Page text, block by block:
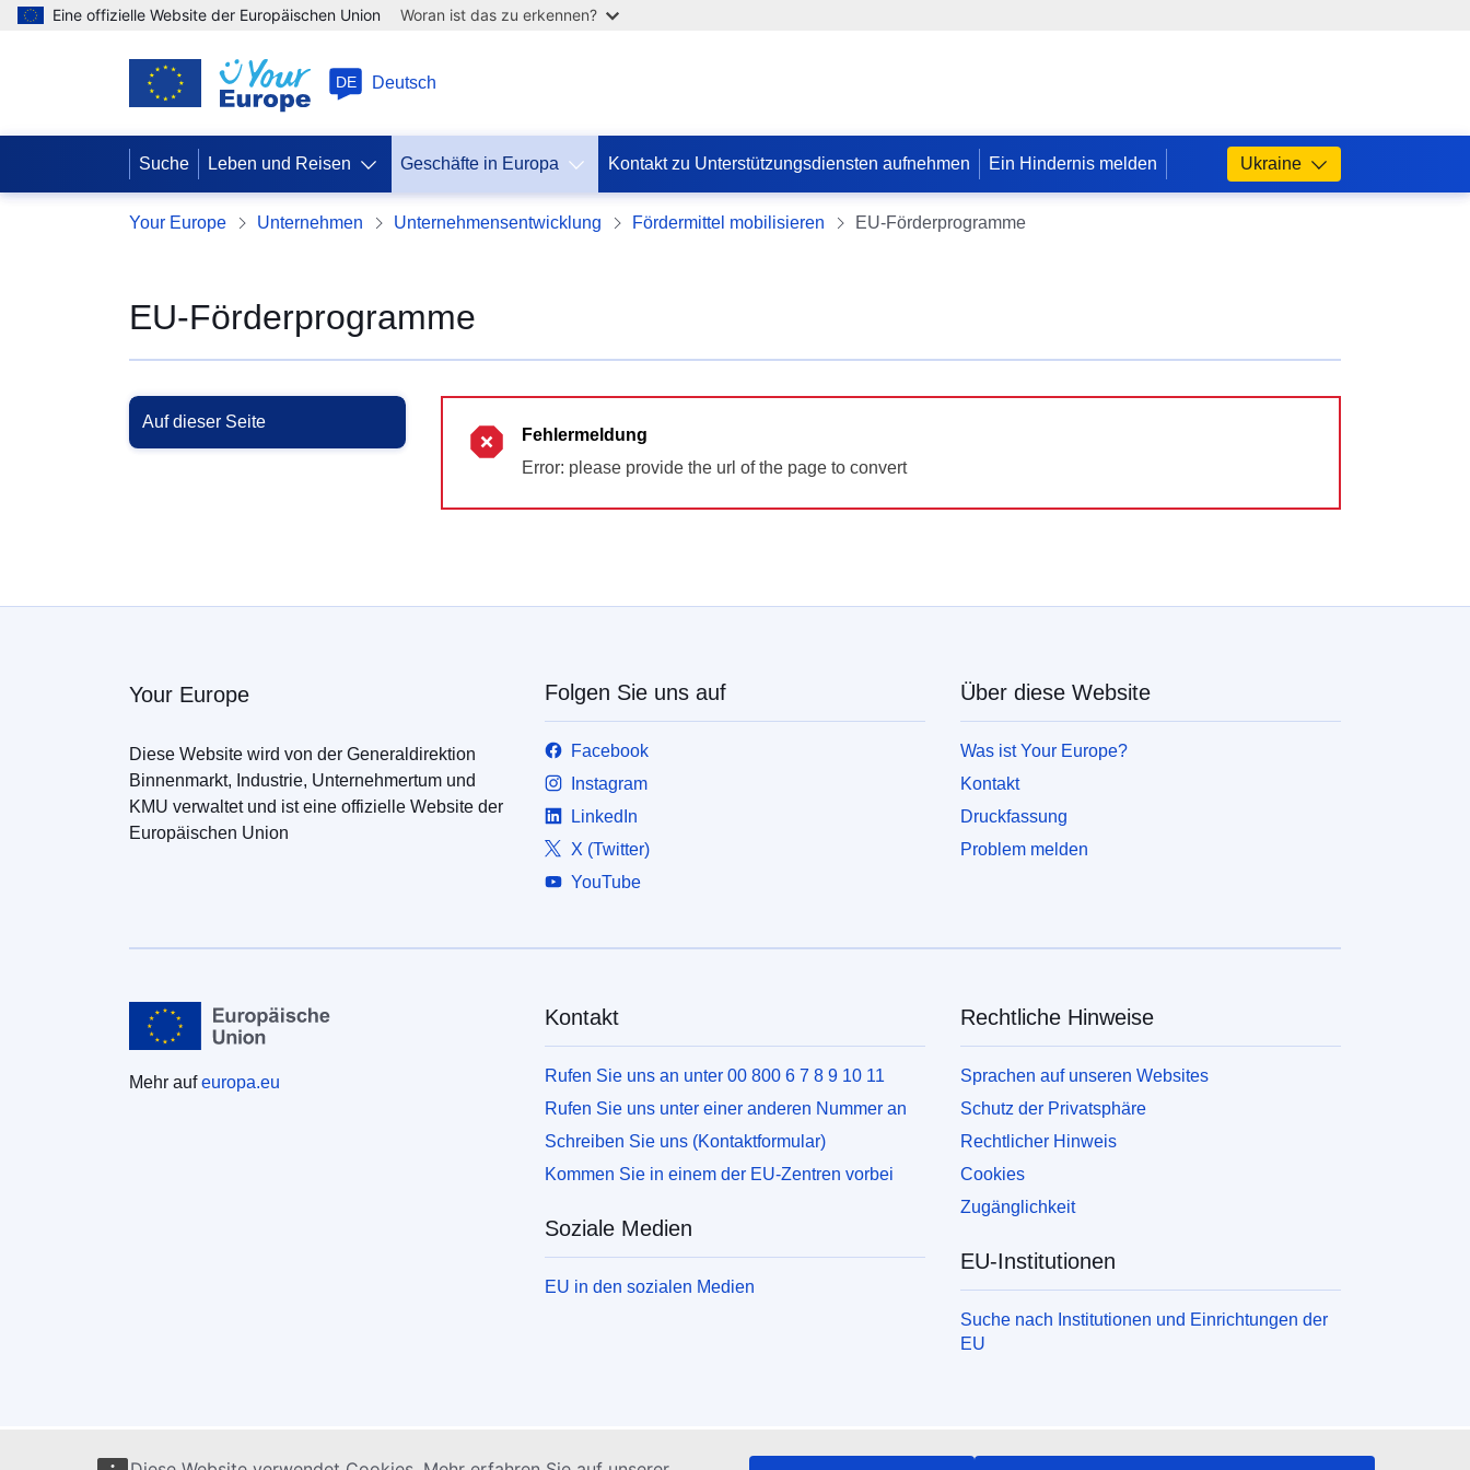
Eine offizielle Website der Europäischen Union Woran ist das zu erkennen?
DE Deutsch
Suche Leben und Reisen Geschäfte in Europa Kontakt zu Unterstützungsdiensten aufnehmen Ein Hindernis melden Ukraine
Your Europe Unternehmen Unternehmensentwicklung Fördermittel mobilisieren EU-Förderprogramme
EU-Förderprogramme
Auf dieser Seite
Fehlermeldung
Error: please provide the url of the page to convert
Your Europe
Diese Website wird von der Generaldirektion
Binnenmarkt, Industrie, Unternehmertum und
KMU verwaltet und ist eine offizielle Website der
Europäischen Union
Folgen Sie uns auf
Facebook
Instagram
LinkedIn
X (Twitter)
YouTube
Über diese Website
Was ist Your Europe?
Kontakt
Druckfassung
Problem melden
Mehr aufeuropa.eu
Kontakt
Rufen Sie uns an unter 00 800 6 7 8 9 10 11
Rufen Sie uns unter einer anderen Nummer an
Schreiben Sie uns (Kontaktformular)
Kommen Sie in einem der EU-Zentren vorbei
Soziale Medien
EU in den sozialen Medien
Rechtliche Hinweise
Sprachen auf unseren Websites
Schutz der Privatsphäre
Rechtlicher Hinweis
Cookies
Zugänglichkeit
EU-Institutionen
Suche nach Institutionen und Einrichtungen der
EU